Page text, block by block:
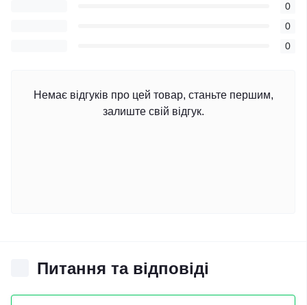
0
0
0
Немає відгуків про цей товар, станьте першим,
залиште свій відгук.
Питання та відповіді